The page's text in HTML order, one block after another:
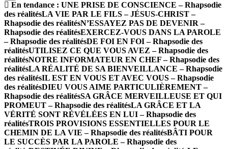
En tendance : UNE PRISE DE CONSCIENCE – Rhapsodie
des réalitésLA VIE PAR LE FILS – JÉSUS-CHRIST –
Rhapsodie des réalitésN’ESSAYEZ PAS DE DEVENIR –
Rhapsodie des réalitésEXERCEZ-VOUS DANS LA PAROLE
– Rhapsodie des réalitésDE FOI EN FOI – Rhapsodie des
réalitésUTILISEZ CE QUE VOUS AVEZ – Rhapsodie des
réalitésNOTRE INFORMATEUR EN CHEF – Rhapsodie des
réalitésLA RÉALITÉ DE SA BIENVEILLANCE – Rhapsodie
des réalitésIL EST EN VOUS ET AVEC VOUS – Rhapsodie
des réalitésDIEU VOUS AIME PARTICULIÈREMENT –
Rhapsodie des réalitésSA GRÂCE MERVEILLEUSE ET QUI
PROMEUT – Rhapsodie des réalitésLA GRÂCE ET LA
VÉRITÉ SONT RÉVÉLÉES EN LUI – Rhapsodie des
réalitésTROIS PROVISIONS ESSENTIELLES POUR LE
CHEMIN DE LA VIE – Rhapsodie des réalitésBÂTI POUR
LE SUCCÈS PAR LA PAROLE – Rhapsodie des